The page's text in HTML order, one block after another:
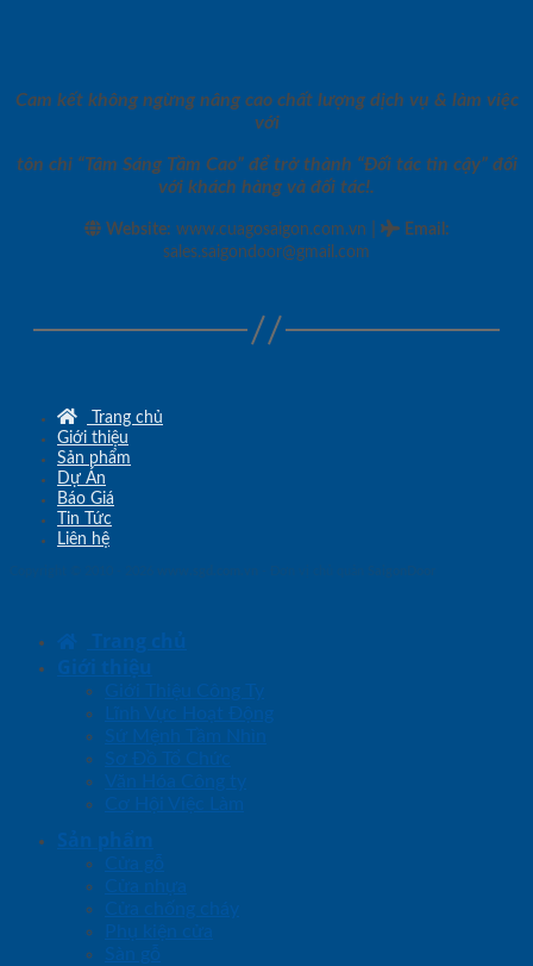
Cam kết không ngừng nâng cao chất lượng dịch vụ & làm việc
với
tôn chỉ “Tâm Sáng Tầm Cao” để trở thành “Đối tác tin cậy” đối
với khách hàng và đối tác!.
Website: www.cuagosaigon.com.vn Email :
sales.saigondoor@gmail.com
Trang chủ
Giới thiệu
Sản phẩm
Dự Án
Báo Giá
Tin Tức
Liên hệ
Trang chủ
Giới thiệu
Giới Thiệu Công Ty
Lĩnh Vực Hoạt Động
Sứ Mệnh Tầm Nhìn
Sơ Đồ Tổ Chức
Văn Hóa Công ty
Cơ Hội Việc Làm
Sản phẩm
Cửa gỗ
Cửa nhựa
Cửa chống cháy
Phụ kiện cửa
Sàn gỗ